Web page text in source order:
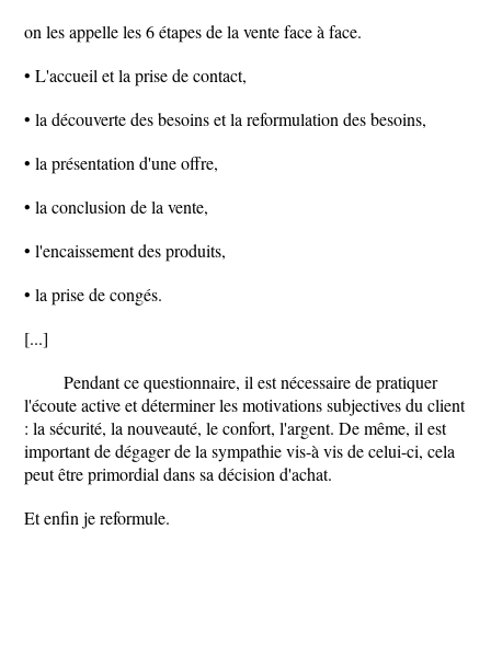
on les appelle les 6 étapes de la vente face à face.
• L'accueil et la prise de contact,
• la découverte des besoins et la reformulation des besoins,
• la présentation d'une offre,
• la conclusion de la vente,
• l'encaissement des produits,
• la prise de congés.
[...]
Pendant ce questionnaire, il est nécessaire de pratiquer
l'écoute active et déterminer les motivations subjectives du client
: la sécurité, la nouveauté, le confort, l'argent. De même, il est
important de dégager de la sympathie vis-à vis de celui-ci, cela
peut être primordial dans sa décision d'achat.
Et enfin je reformule.